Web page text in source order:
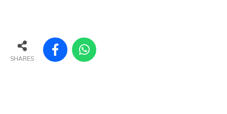
SHARES